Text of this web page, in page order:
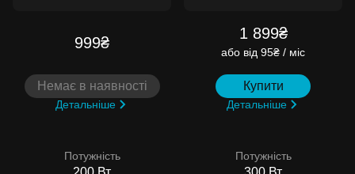
999₴
Немає в наявності
Детальніше
Потужність
1 899₴
або від 95₴ / міс
Купити
Детальніше
Потужність